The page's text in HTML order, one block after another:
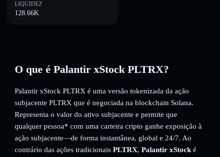
LIQUIDEZ
128.66K
O que é Palantir xStock PLTRX?
Palantir xStock PLTRX é uma versão tokenizada da ação
subjacente PLTRX que é negociada na blockchain Solana.
Representa o valor do ativo subjacente e permite que
qualquer pessoa* com uma carteira cripto ganhe exposição à
ação subjacente—de forma instantânea, global e 24/7. Ao
contrário das ações tradicionais PLTRX, Palantir xStock é